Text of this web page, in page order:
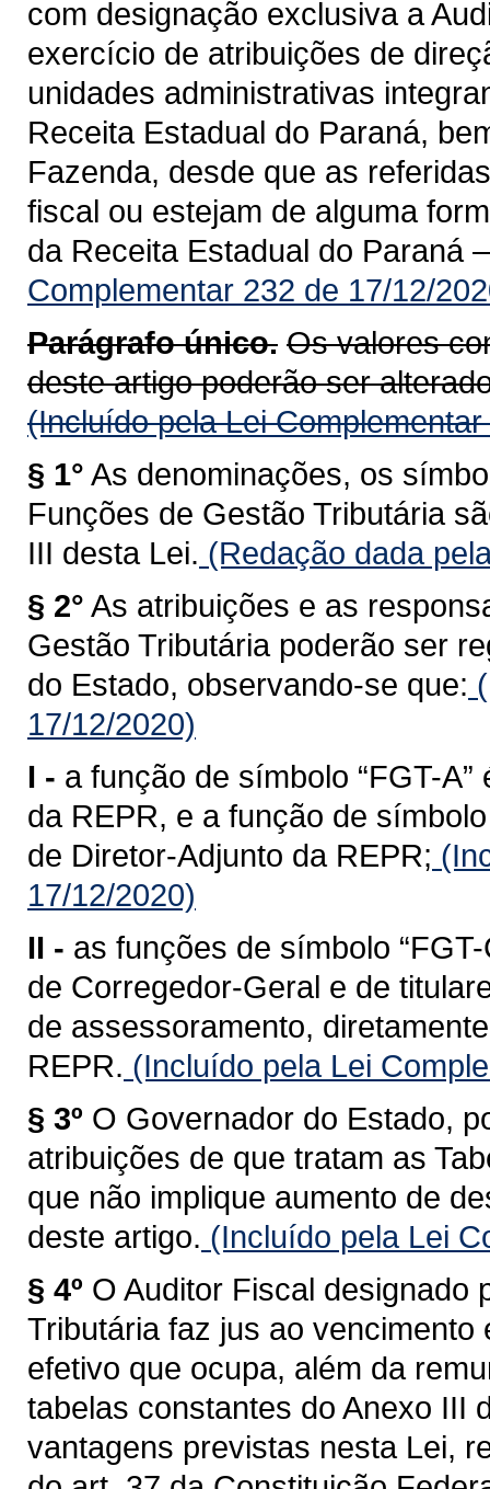
com designação exclusiva a
exercício de atribuições de
unidades administrativas
Receita Estadual do Paraná,
Fazenda, desde que as
fiscal ou estejam de alguma
da Receita Estadual do Paraná
Complementar 232 de 17/12/
Parágrafo único. Os valores
deste artigo poderão ser
(Incluído pela Lei
§ 1° As denominações, os
Funções de Gestão Tributária
III desta Lei. (Redação dada
§ 2° As atribuições e as
Gestão Tributária poderão ser
do Estado, observando-se que:
17/12/2020)
I - a função de símbolo “FGT-
da REPR, e a função de
de Diretor-Adjunto da REPR;
17/12/2020)
II - as funções de símbolo
de Corregedor-Geral e de
de assessoramento,
REPR. (Incluído pela Lei
§ 3º O Governador do Estado,
atribuições de que tratam as
que não implique aumento de
deste artigo. (Incluído pela Lei
§ 4º O Auditor Fiscal designado
Tributária faz jus ao
efetivo que ocupa, além da
tabelas constantes do Anexo III
vantagens previstas nesta Lei,